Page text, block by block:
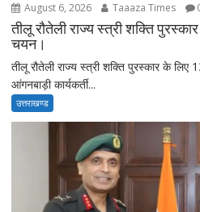
August 6, 2026 Taaaza Times
तीलू रौतेली राज्य स्त्री शक्ति
चयन।
तीलू रौतेली राज्य स्त्री शक्ति पुरस्कार के
आंगनबाड़ी कार्यकर्ती...
उत्तराखण्ड